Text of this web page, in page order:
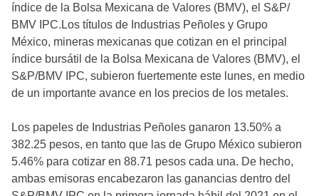
índice de la Bolsa Mexicana de Valores (BMV), el S&P/
BMV IPC.Los títulos de Industrias Peñoles y Grupo
México, mineras mexicanas que cotizan en el principal
índice bursátil de la Bolsa Mexicana de Valores (BMV), el
S&P/BMV IPC, subieron fuertemente este lunes, en medio
de un importante avance en los precios de los metales.
Los papeles de Industrias Peñoles ganaron 13.50% a
382.25 pesos, en tanto que las de Grupo México subieron
5.46% para cotizar en 88.71 pesos cada una. De hecho,
ambas emisoras encabezaron las ganancias dentro del